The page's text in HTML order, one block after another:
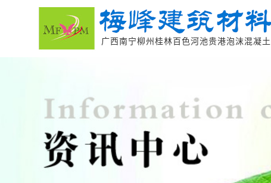
广西南宁柳州桂林百色河池贵港泡沫混凝土